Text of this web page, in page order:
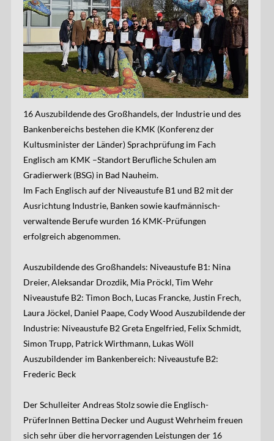
16 Auszubildende des Großhandels, der Industrie und des
Bankenbereichs bestehen die KMK (Konferenz der
Kultusminister der Länder) Sprachprüfung im Fach
Englisch am KMK –Standort Berufliche Schulen am
Gradierwerk (BSG) in Bad Nauheim.
Im Fach Englisch auf der Niveaustufe B1 und B2 mit der
Ausrichtung Industrie, Banken sowie kaufmännisch-
verwaltende Berufe wurden 16 KMK-Prüfungen
erfolgreich abgenommen.
Auszubildende des Großhandels: Niveaustufe B1: Nina
Dreier, Aleksandar Drozdik, Mia Pröckl, Tim Wehr
Niveaustufe B2: Timon Boch, Lucas Francke, Justin Frech,
Laura Jöckel, Daniel Paape, Cody Wood Auszubildende der
Industrie: Niveaustufe B2 Greta Engelfried, Felix Schmidt,
Simon Trupp, Patrick Wirthmann, Lukas Wöll
Auszubildender im Bankenbereich: Niveaustufe B2:
Frederic Beck
Der Schulleiter Andreas Stolz sowie die Englisch-
PrüferInnen Bettina Decker und August Wehrheim freuen
sich sehr über die hervorragenden Leistungen der 16